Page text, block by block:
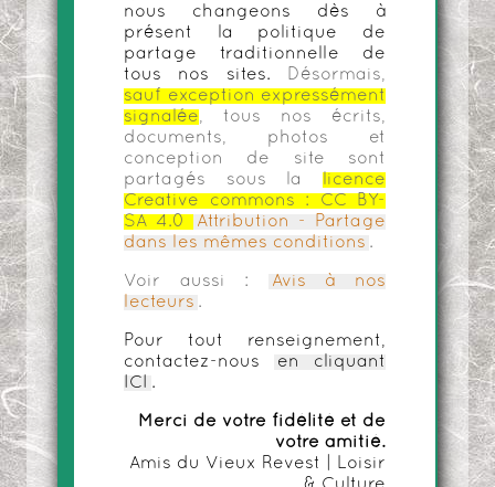
nous changeons dès à
présent la politique de
partage traditionnelle de
tous nos sites.
Désormais,
sauf exception expressément
signalée , tous nos écrits,
documents, photos et
conception de site sont
partagés sous la
licence
Creative commons :
CC BY-
SA 4.0
Attribution - Partage
dans les mêmes conditions .
Voir aussi :
Avis à nos
lecteurs .
Pour tout renseignement,
contactez-nous
en cliquant
ICI
.
Merci de votre fidélité et de
votre amitié.
Amis du Vieux Revest | Loisir